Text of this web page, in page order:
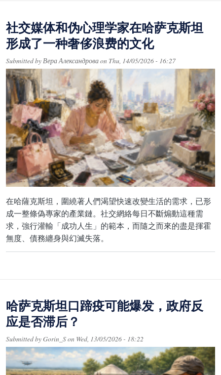
社交媒体和伪心理学家在哈萨克斯坦
形成了一种奢侈浪费的文化
Submitted by Вера Александроваon Thu, 14/05/2026 - 16:27
在哈薩克斯坦，圍繞著人們渴望快速改變生活的需求，已形
成一整條偽專家的產業鏈。社交網絡每日不斷煽動這種需
求，強行灌輸「成功人生」的範本，而隨之而來的盡是揮霍
無度、債務纏身與幻滅失落。
哈萨克斯坦口蹄疫可能爆发，政府反
应是否滞后？
Submitted byGorin_Son Wed, 13/05/2026 - 18:22